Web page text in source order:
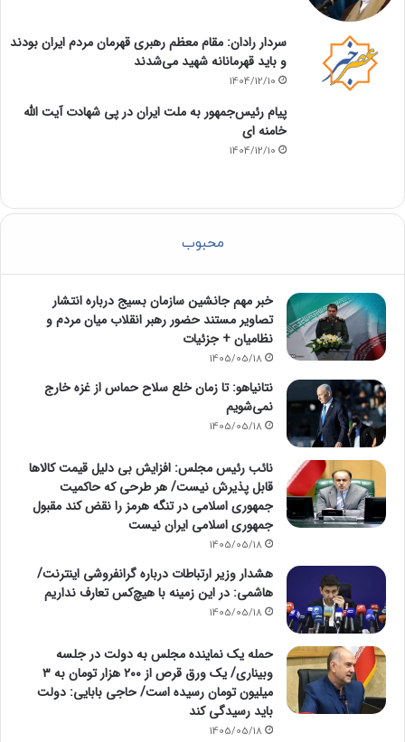
سردار رادان: مقام معظم رهبری قهرمان مردم ایران بودند
و باید قهرمانانه شهید می‌شدند
1404/12/10
پیام رئیس‌جمهور به ملت ایران در پی شهادت آیت الله
خامنه ای
1404/12/10
محبوب
خبر مهم جانشین سازمان بسیج درباره انتشار
تصاویر مستند حضور رهبر انقلاب میان مردم و
نظامیان + جزئیات
1405/05/18
نتانیاهو: تا زمان خلع سلاح حماس از غزه خارج
نمی‌شویم
1405/05/18
نائب رئیس مجلس: افزایش بی دلیل قیمت کالاها
قابل پذیرش نیست/ هر طرحی که حاکمیت
جمهوری اسلامی در تنگه هرمز را نقض کند مقبول
جمهوری اسلامی ایران نیست
1405/05/18
هشدار وزیر ارتباطات درباره گرانفروشی اینترنت/
هاشمی: در این زمینه با هیچ‌کس تعارف نداریم
1405/05/18
حمله یک نماینده مجلس به دولت در جلسه
وبیناری/ یک ورق قرص از ۲۰۰ هزار تومان به ۳
میلیون تومان رسیده است/ حاجی بابایی: دولت
باید رسیدگی کند
1405/05/18